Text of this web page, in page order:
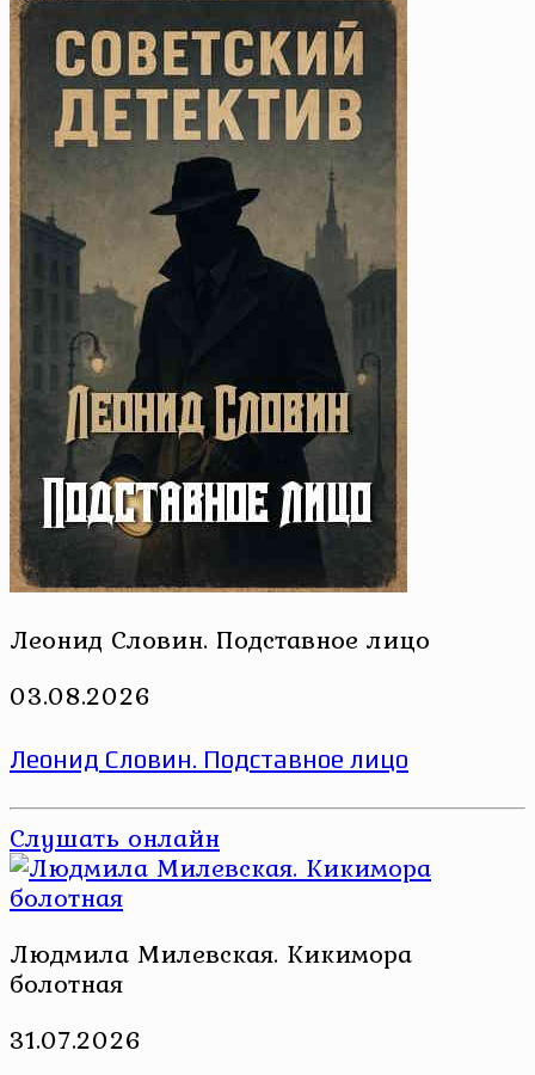
Леонид Словин. Подставное лицо
03.08.2026
Леонид Словин. Подставное лицо
Слушать онлайн
Людмила Милевская. Кикимора
болотная
31.07.2026